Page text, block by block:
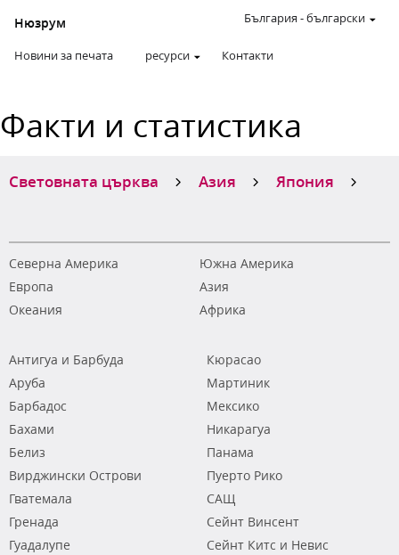
Нюзрум
Новини за печата ресурси Контакти
България -български
Факти и статистика
Световната църква Азия Япония
Северна Америка
Южна Америка
Европа
Азия
Океания
Африка
Антигуа и Барбуда
Аруба
Барбадос
Бахами
Белиз
Вирджински Острови
Гватемала
Гренада
Гуадалупе
Кюрасао
Мартиник
Мексико
Никарагуа
Панама
Пуерто Рико
САЩ
Сейнт Винсент
Сейнт Китс и Невис